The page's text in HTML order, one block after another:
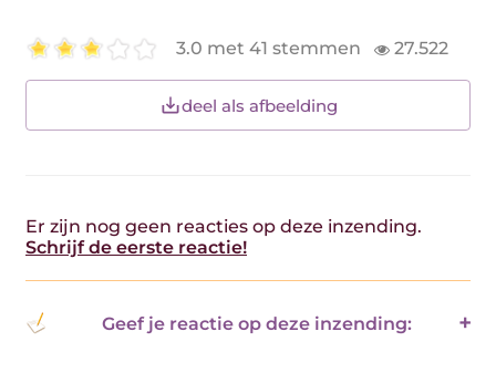
3.0 met 41 stemmen 27.522
deel als afbeelding
Er zijn nog geen reacties op deze inzending.
Schrijf de eerste reactie!
Geef je reactie op deze inzending: